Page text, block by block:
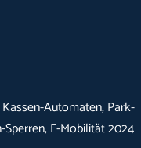
Automaten, Park-
E-Mobilität 2024